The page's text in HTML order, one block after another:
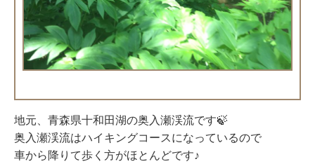
地元、青森県十和田湖の奥入瀬渓流です🍃
奥入瀬渓流はハイキングコースになっているので
車から降りて歩く方がほとんどです♪